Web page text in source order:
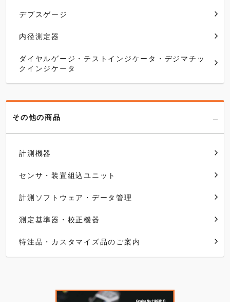
デプスゲージ
内径測定器
ダイヤルゲージ・テストインジケータ・デジマチッ
クインジケータ
その他の商品
計測機器
センサ・装置組込ユニット
計測ソフトウェア・データ管理
測定基準器・校正機器
特注品・カスタマイズ品のご案内